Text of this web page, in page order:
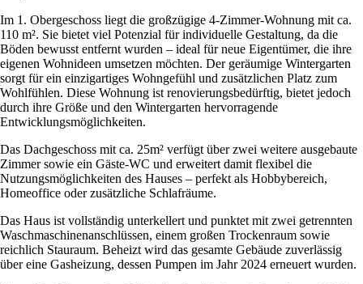
Im 1. Obergeschoss liegt die großzügige 4-Zimmer-Wohnung mit ca.
110 m². Sie bietet viel Potenzial für individuelle Gestaltung, da die
Böden bewusst entfernt wurden – ideal für neue Eigentümer, die ihre
eigenen Wohnideen umsetzen möchten. Der geräumige Wintergarten
sorgt für ein einzigartiges Wohngefühl und zusätzlichen Platz zum
Wohlfühlen. Diese Wohnung ist renovierungsbedürftig, bietet jedoch
durch ihre Größe und den Wintergarten hervorragende
Entwicklungsmöglichkeiten.
Das Dachgeschoss mit ca. 25m² verfügt über zwei weitere ausgebaute
Zimmer sowie ein Gäste-WC und erweitert damit flexibel die
Nutzungsmöglichkeiten des Hauses – perfekt als Hobbybereich,
Homeoffice oder zusätzliche Schlafräume.
Das Haus ist vollständig unterkellert und punktet mit zwei getrennten
Waschmaschinenanschlüssen, einem großen Trockenraum sowie
reichlich Stauraum. Beheizt wird das gesamte Gebäude zuverlässig
über eine Gasheizung, dessen Pumpen im Jahr 2024 erneuert wurden.